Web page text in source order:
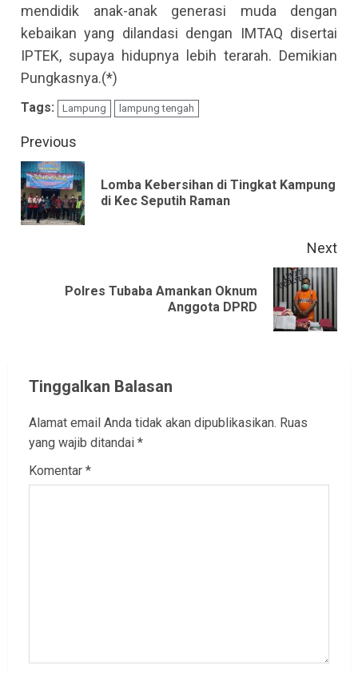
mendidik anak-anak generasi muda dengan
kebaikan yang dilandasi dengan IMTAQ disertai
IPTEK, supaya hidupnya lebih terarah. Demikian
Pungkasnya.(*)
Tags: Lampung lampung tengah
Continue
Reading
Previous
Lomba Kebersihan di Tingkat Kampung
di Kec Seputih Raman
Next
Polres Tubaba Amankan Oknum
Anggota DPRD
Tinggalkan Balasan
Alamat email Anda tidak akan dipublikasikan. Ruas
yang wajib ditandai *
Komentar *